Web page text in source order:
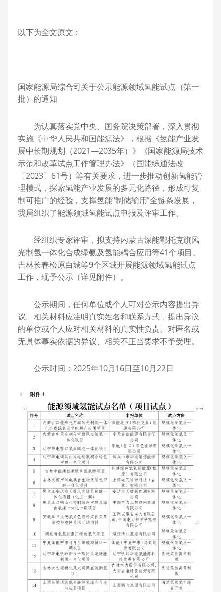
以下为全文原文：
国家能源局综合司关于公示能源领域氢能试点（第一
批）的通知
为认真落实党中央、国务院决策部署，深入贯彻
实施《中华人民共和国能源法》，根据《氢能产业发
展中长期规划（2021—2035年）》《国家能源局技术
示范和改革试点工作管理办法》（国能综通法改
〔2023〕61号）等有关要求，进一步推动创新氢能管
理模式，探索氢能产业发展的多元化路径，形成可复
制可推广的经验，支撑氢能“制储输用”全链条发展，
我局组织了能源领域氢能试点申报及评审工作。
经组织专家评审，拟支持内蒙古深能鄂托克旗风
光制氢一体化合成绿氨及氢能耦合应用等41个项目、
吉林长春松原白城等9个区域开展能源领域氢能试点
工作，现予公示（详见附件）。
公示期间，任何单位或个人可对公示内容提出异
议。相关材料应注明真实姓名和联系方式，提出异议
的单位或个人应对相关材料的真实性负责。对匿名或
无具体事实依据的异议、相关不正当要求不予受理。
公示时间：2025年10月16日至10月22日